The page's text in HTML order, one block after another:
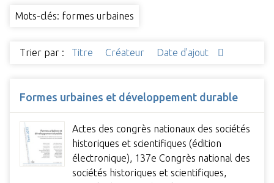
Mots-clés: formes urbaines
Trier par : Titre Créateur Date d'ajout
Formes urbaines et développement durable
Actes des congrès nationaux des sociétés
historiques et scientifiques (édition
électronique), 137e Congrès national des
sociétés historiques et scientifiques,